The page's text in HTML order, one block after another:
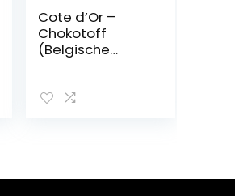
Cote d’Or –
Chokotoff
(Belgische